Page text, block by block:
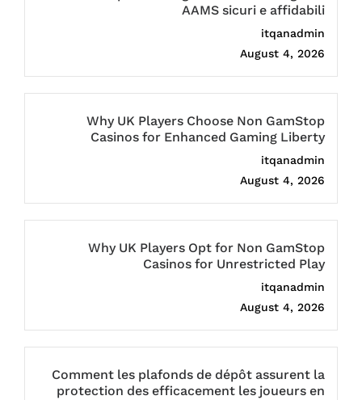
AAMS sicuri e affidabili
itqanadmin
August 4, 2026
Why UK Players Choose Non GamStop
Casinos for Enhanced Gaming Liberty
itqanadmin
August 4, 2026
Why UK Players Opt for Non GamStop
Casinos for Unrestricted Play
itqanadmin
August 4, 2026
Comment les plafonds de dépôt assurent la
protection des efficacement les joueurs en